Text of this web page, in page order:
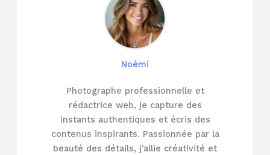
Noémi
Photographe professionnelle et
rédactrice web, je capture des
instants authentiques et écris des
contenus inspirants. Passionnée par la
beauté des détails, j'allie créativité et